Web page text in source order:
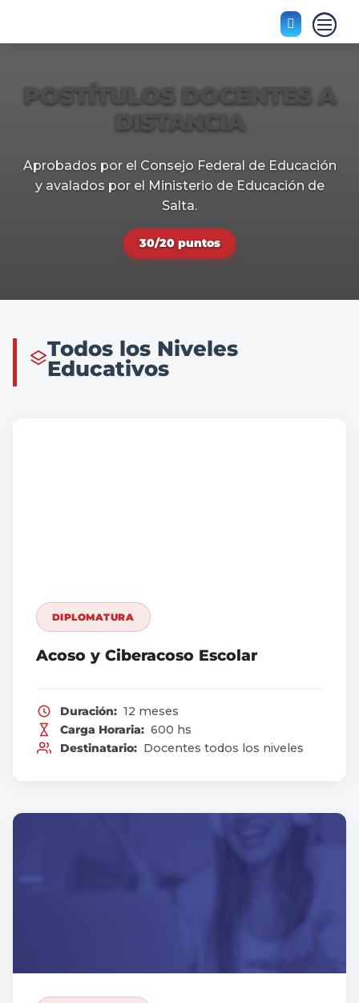

POSTÍTULOS DOCENTES A
DISTANCIA
Aprobados por el Consejo Federal de Educación
y avalados por el Ministerio de Educación de
Salta.
30/20 puntos
Todos los Niveles
Educativos
DIPLOMATURA
Acoso y Ciberacoso Escolar
Duración: 12 meses
Carga Horaria: 600 hs
Destinatario: Docentes todos los niveles